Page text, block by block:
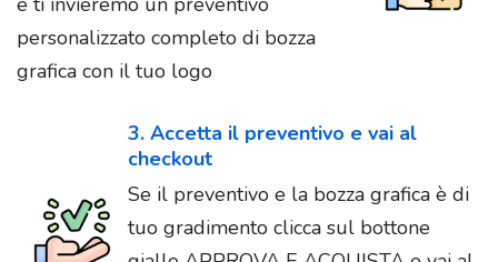
personalizzato completo di bozza
grafica con il tuo logo
3. Accetta il preventivo e vai al
checkout
Se il preventivo e la bozza grafica è di
tuo gradimento clicca sul bottone